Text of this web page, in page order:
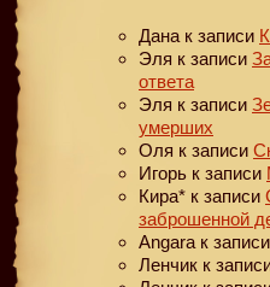
Дана к записи
Эля к записи
ответа
Эля к записи
умерших
Оля к записи
Игорь к записи
Кира* к записи
заброшенной
Angara к записи
Ленчик к